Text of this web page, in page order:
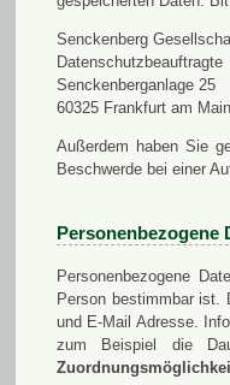
Senckenberg
Datenschutzbeauftragte
Senckenberganlage 25
60325 Frankfurt am Main
Außerdem haben Sie
Beschwerde bei einer
Personenbezogene
Personenbezogene
Person bestimmbar ist.
und E-Mail Adresse.
zum Beispiel die